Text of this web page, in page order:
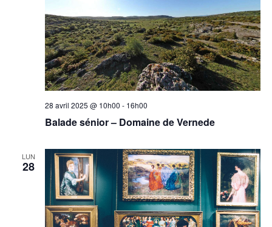
Balade sénior – Domaine de Vernede
28 avril 2025 @ 10h00 - 16h00
LUN
28